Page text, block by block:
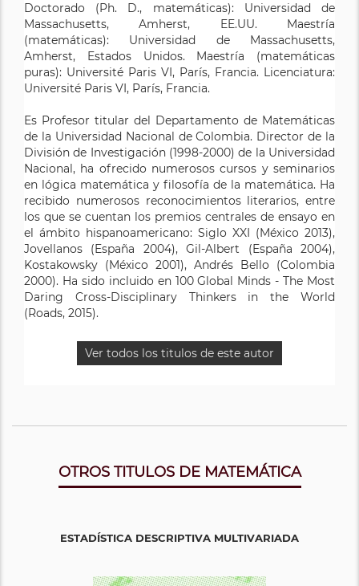
Doctorado (Ph. D., matemáticas): Universidad de
Massachusetts, Amherst, EE.UU. Maestría
(matemáticas): Universidad de Massachusetts,
Amherst, Estados Unidos. Maestría (matemáticas
puras): Université Paris VI, París, Francia. Licenciatura:
Université Paris VI, París, Francia.
Es Profesor titular del Departamento de Matemáticas
de la Universidad Nacional de Colombia. Director de la
División de Investigación (1998-2000) de la Universidad
Nacional, ha ofrecido numerosos cursos y seminarios
en lógica matemática y filosofía de la matemática. Ha
recibido numerosos reconocimientos literarios, entre
los que se cuentan los premios centrales de ensayo en
el ámbito hispanoamericano: Siglo XXI (México 2013),
Jovellanos (España 2004), Gil-Albert (España 2004),
Kostakowsky (México 2001), Andrés Bello (Colombia
2000). Ha sido incluido en 100 Global Minds - The Most
Daring Cross-Disciplinary Thinkers in the World
(Roads, 2015).
Ver todos los titulos de este autor
OTROS TITULOS DE MATEMÁTICA
ESTADÍSTICA DESCRIPTIVA MULTIVARIADA